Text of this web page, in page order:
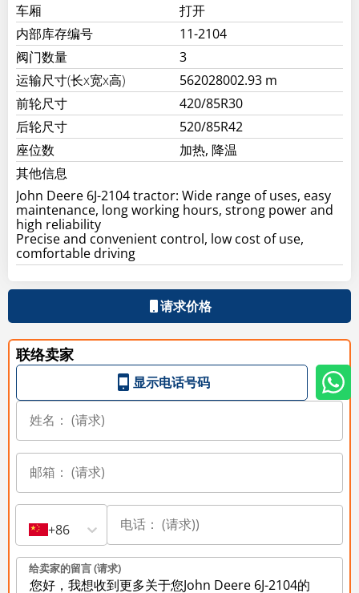
车厢
打开
内部库存编号
11-2104
阀门数量
3
运输尺寸(长x宽x高)
562028002.93 m
前轮尺寸
420/85R30
后轮尺寸
520/85R42
座位数
加热, 降温
其他信息
John Deere 6J-2104 tractor: Wide range of uses, easy
maintenance, long working hours, strong power and
high reliability
Precise and convenient control, low cost of use,
comfortable driving
请求价格
联络卖家
显示电话号码
+86
给卖家的留言 (请求)